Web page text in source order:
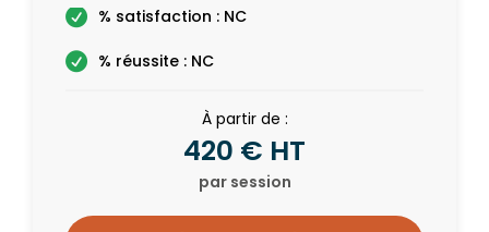
% satisfaction : NC
% réussite : NC
À partir de :
420 € HT
par session